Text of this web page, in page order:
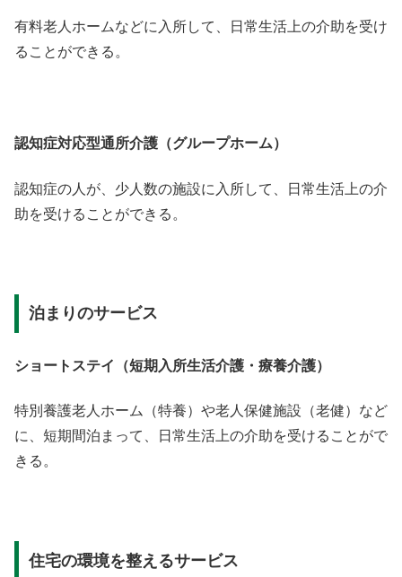
有料老人ホームなどに入所して、日常生活上の介助を受け
ることができる。
認知症対応型通所介護（グループホーム）
認知症の人が、少人数の施設に入所して、日常生活上の介
助を受けることができる。
泊まりのサービス
ショートステイ（短期入所生活介護・療養介護）
特別養護老人ホーム（特養）や老人保健施設（老健）など
に、短期間泊まって、日常生活上の介助を受けることがで
きる。
住宅の環境を整えるサービス